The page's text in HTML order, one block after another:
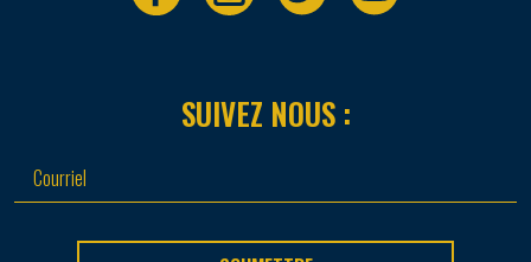
SUIVEZ NOUS :